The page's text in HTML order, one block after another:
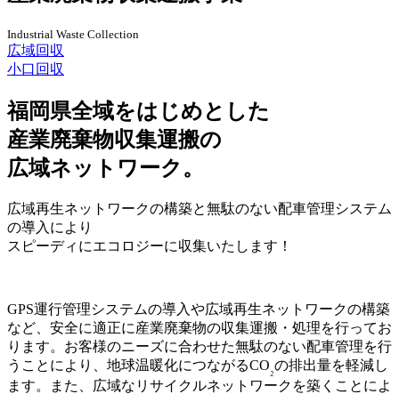
Industrial Waste Collection
広域回収
小口回収
福岡県全域をはじめとした
産業廃棄物収集運搬の
広域ネットワーク。
広域再生ネットワークの構築と無駄のない配車管理システム
の導入により
スピーディにエコロジーに収集いたします！
GPS運行管理システムの導入や広域再生ネットワークの構築
など、安全に適正に産業廃棄物の収集運搬・処理を行ってお
ります。お客様のニーズに合わせた無駄のない配車管理を行
うことにより、地球温暖化につながるCO₂の排出量を軽減し
ます。また、広域なリサイクルネットワークを築くことによ